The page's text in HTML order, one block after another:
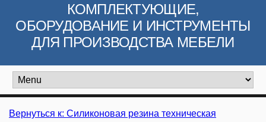
КОМПЛЕКТУЮЩИЕ,
ОБОРУДОВАНИЕ И ИНСТРУМЕНТЫ
ДЛЯ ПРОИЗВОДСТВА МЕБЕЛИ
Вернуться к: Силиконовая резина техническая